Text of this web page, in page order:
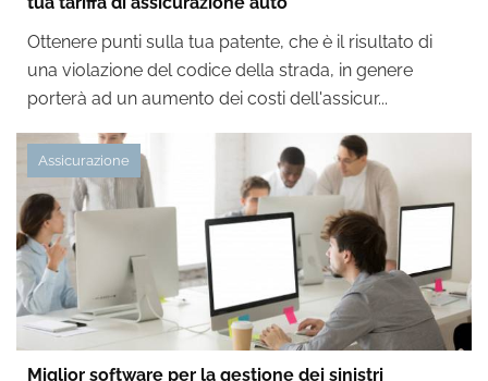
Ottenere punti sulla tua patente, che è il risultato di
una violazione del codice della strada, in genere
porterà ad un aumento dei costi dell'assicur...
Assicurazione
Miglior software per la gestione dei sinistri